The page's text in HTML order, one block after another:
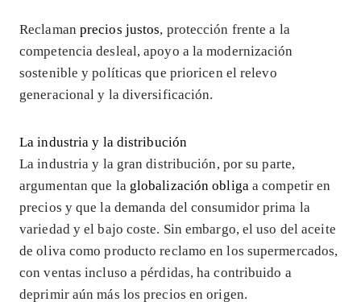
Reclaman precios justos, protección frente a la
competencia desleal, apoyo a la modernización
sostenible y políticas que prioricen el relevo
generacional y la diversificación.
La industria y la distribución
La industria y la gran distribución, por su parte,
argumentan que la globalización obliga a competir en
precios y que la demanda del consumidor prima la
variedad y el bajo coste. Sin embargo, el uso del aceite
de oliva como producto reclamo en los supermercados,
con ventas incluso a pérdidas, ha contribuido a
deprimir aún más los precios en origen.